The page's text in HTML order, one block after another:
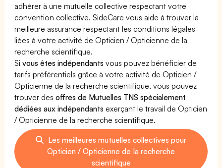
adhérer à une mutuelle collective respectant votre
convention collective. SideCare vous aide à trouver la
meilleure assurance respectant les conditions légales
liées à votre activité de Opticien / Opticienne de la
recherche scientifique.
Sivous êtes indépendants vous pouvez bénéficier de
tarifs préférentiels grâce à votre activité de Opticien /
Opticienne de la recherche scientifique, vous pouvez
trouver desoffres de Mutuelles TNS spécialement
dédiées aux indépendants exerçant le travail de Opticien
/ Opticienne de la recherche scientifique.
Les meilleures mutuelles collectives pour
Opticien / Opticienne de la recherche
scientifique